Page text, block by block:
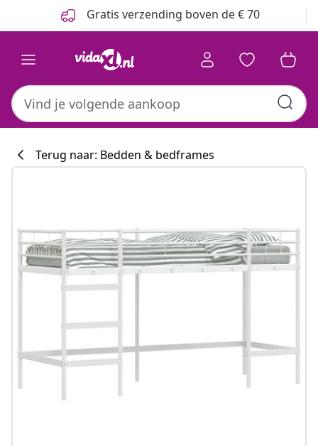
Gratis verzending boven de € 70
Terug naar: Bedden & bedframes